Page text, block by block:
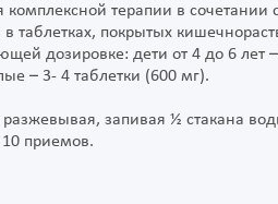
терапии в сочетании
таблетках, покрытых
дозировке: дети от 4 до 6 лет
– 3- 4 таблетки (600 мг).
запивая ½ стакана
10 приемов.